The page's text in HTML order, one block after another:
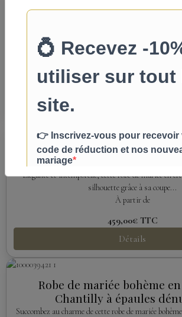
Robe de Mariée Princesse
Laissez-vous séduire par cette robe de mariée au
confectionnée...
549,00€ TTC
Robe de mariée sirène en
Élégante et intemporelle, cette robe de mariée en
silhouette grâce à sa coupe...
À partir de
459,00€ TTC
Détails
Robe de mariée bohème
Chantilly à épaules
Succombez au charme de cette robe de mariée